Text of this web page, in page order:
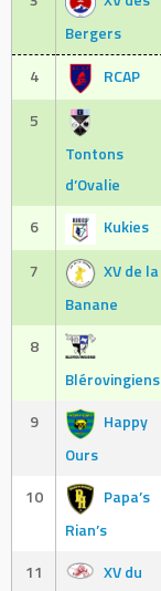
Bergers
4 RCAP
5
Tontons
d’Ovalie
6 Kukies
7
XV de la
Banane
8
Blérovingiens
9
Happy
Ours
10
Papa’s
Rian’s
11
XV du